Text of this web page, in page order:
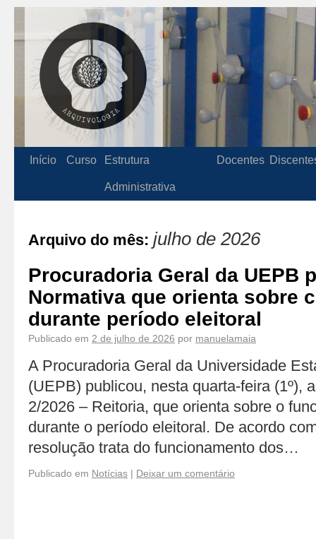
Início Curso Estrutura
Administrativa
Docentes
Arquivo do mês: julho de 2026
Procuradoria Geral da UEPB
Normativa que orienta sobre
durante período eleitoral
Publicado em 2 de julho de 2026 por manuelamaia
A Procuradoria Geral da Universidade
(UEPB) publicou, nesta quarta-feira (1º),
2/2026 – Reitoria, que orienta sobre o
durante o período eleitoral. De acordo
resolução trata do funcionamento dos…
Publicado em Notícias | Deixar um comentário